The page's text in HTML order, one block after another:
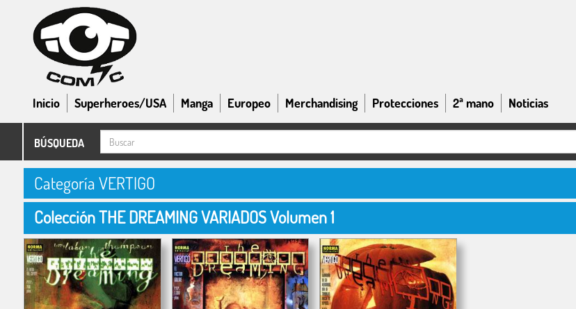
Inicio Superheroes/USA Manga Europeo Merchandising Protecciones 2ª mano Noticias
BÚSQUEDA
Categoría VERTIGO
Colección THE DREAMING VARIADOS Volumen 1